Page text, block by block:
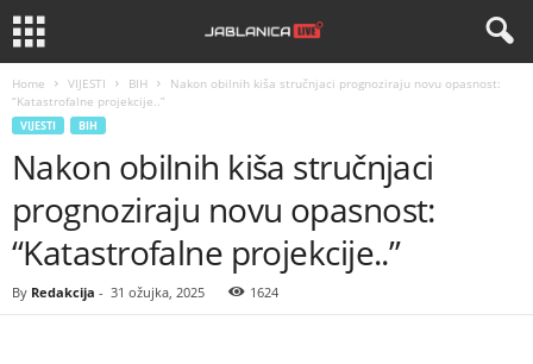
Home VIJESTI BIH
Nakon obilnih kiša stručnjaci prognoziraju novu opasnost:
“Katastrofalne projekcije..”
VIJESTI BIH
Nakon obilnih kiša stručnjaci
prognoziraju novu opasnost:
“Katastrofalne projekcije..”
By Redakcija - 31 ožujka, 2025 1624